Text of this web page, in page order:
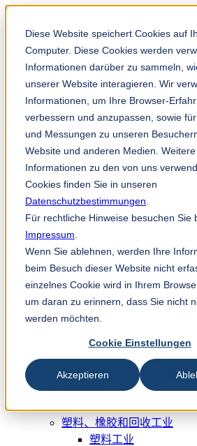
Diese Website speichert Cookies auf
Computer. Diese Cookies werden
Informationen darüber zu sammeln,
unserer Website interagieren. Wir
Informationen, um Ihre Browser-
verbessern und anzupassen, sowie
und Messungen zu unseren
Website und anderen Medien. Weitere
Informationen zu den von uns
Cookies finden Sie in unseren
Datenschutzbestimmungen
Für rechtliche Hinweise besuchen Sie
Impressum
Wenn Sie ablehnen, werden Ihre
beim Besuch dieser Website nicht
einzelnes Cookie wird in Ihrem
um daran zu erinnern, dass Sie nicht
werden möchten.
Cookie Einstellungen
Akzeptieren
这是一个附加了自动建议功能的搜索字
没有建议，因为搜索字段为空。
zh-cn
产品
造纸工业
造纸和纸浆工业
生活用纸工业
印后加工
印刷和包装工业
刮刀和耗材
折页机用刀片和易损
木材工业
锯木工业用刀具
单板和胶合板工业用
板材工业用刀片和易
金属工业
塑料、橡胶和回收工业
塑料工业